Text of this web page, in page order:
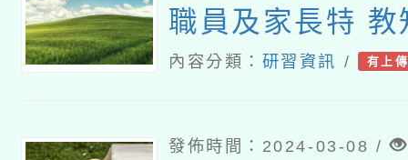
職員及家長特 教
內容分類： 研習資訊 / 有上
發佈時間：2024-03-08 /